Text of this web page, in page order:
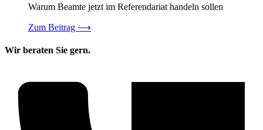
Warum Beamte jetzt im Referendariat handeln sollen
Zum Beitrag ⟶
Wir beraten Sie gern.